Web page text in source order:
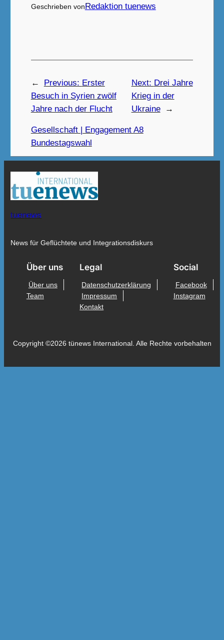
Geschrieben von Redaktion tuenews
← Previous: Erster
Besuch in Syrien zwölf
Jahre nach der Flucht
Next: Drei Jahre
Krieg in der
Ukraine
→
Gesellschaft | Engagement A8
Bundestagswahl
tuenews
News für Geflüchtete und Integrationsdiskurs
Über uns
Über uns
Team
Legal
Datenschutzerklärung
Impressum
Kontakt
Social
Facebook
Instagram
Copyright ©2026 tünews International. Alle Rechte vorbehalten